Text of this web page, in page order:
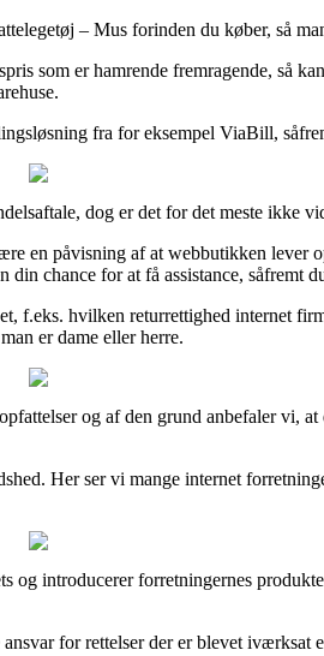
– Mus forinden du køber, så
som er hamrende fremragende, så
fra for eksempel ViaBill,
dog er det for det meste ikke
en påvisning af at webbutikken
chance for at få assistance, såfremt
hvilken returrettighed internet
er dame eller herre.
og af den grund anbefaler vi,
Her ser vi mange internet
introducerer forretningernes
for rettelser der er blevet iværksat